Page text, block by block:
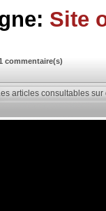
Site
commentaire(s)
articles consultables